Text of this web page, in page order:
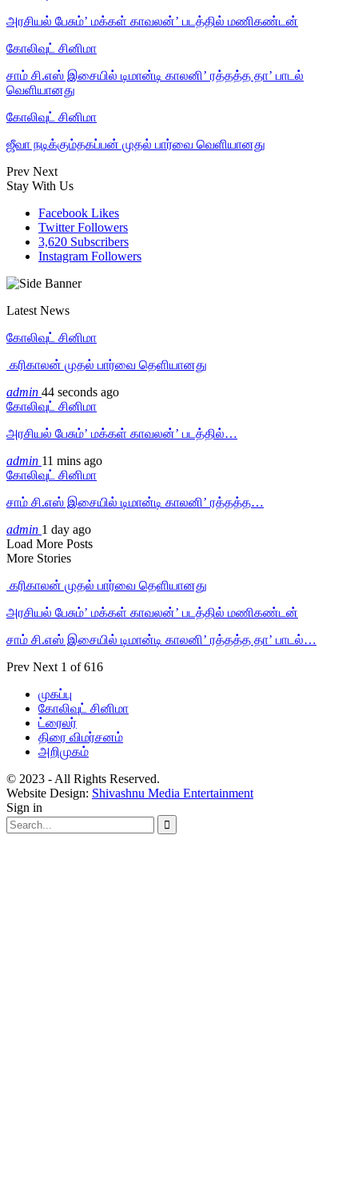
அரசியல் பேசும்’ மக்கள் காவலன்’ படத்தில் மணிகண்டன்
கோலிவுட் சினிமா
சாம் சி.எஸ் இசையில் டிமான்டி காலனி’ ரத்தத்த தா’ பாடல்
வெளியானது
கோலிவுட் சினிமா
ஜீவா நடிக்கும்தகப்பன் முதல் பார்வை வெளியானது
Prev Next
Stay With Us
Facebook Likes
Twitter Followers
3,620 Subscribers
Instagram Followers
Latest News
கோலிவுட் சினிமா
‎ கரிகாலன் முதல் பார்வை தெளியானது
admin 44 seconds ago
கோலிவுட் சினிமா
அரசியல் பேசும்’ மக்கள் காவலன்’ படத்தில்…
admin 11 mins ago
கோலிவுட் சினிமா
சாம் சி.எஸ் இசையில் டிமான்டி காலனி’ ரத்தத்த…
admin 1 day ago
Load More Posts
More Stories
‎ கரிகாலன் முதல் பார்வை தெளியானது
அரசியல் பேசும்’ மக்கள் காவலன்’ படத்தில் மணிகண்டன்
சாம் சி.எஸ் இசையில் டிமான்டி காலனி’ ரத்தத்த தா’ பாடல்…
Prev Next 1 of 616
முகப்பு
கோலிவுட் சினிமா
ட்ரைலர்
திரை விமர்சனம்
அறிமுகம்
© 2023 - All Rights Reserved.
Website Design: Shivashnu Media Entertainment
Sign in